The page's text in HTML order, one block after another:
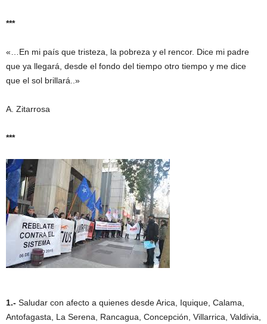
***
«…En mi país que tristeza, la pobreza y el rencor. Dice mi padre
que ya llegará, desde el fondo del tiempo otro tiempo y me dice
que el sol brillará..»
A. Zitarrosa
***
1.- Saludar con afecto a quienes desde Arica, Iquique, Calama,
Antofagasta, La Serena, Rancagua, Concepción, Villarrica, Valdivia,